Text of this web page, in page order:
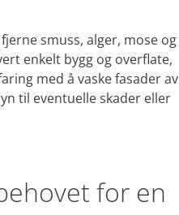
smuss, alger, mose og
enkelt bygg og overflate,
med å vaske fasader av
til eventuelle skader eller
for en